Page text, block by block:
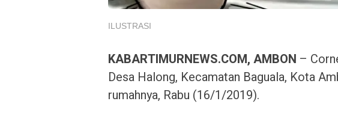
ILUSTRASI
KABARTIMURNEWS.COM, AMBON –
Desa Halong, Kecamatan Baguala, Kota
rumahnya, Rabu (16/1/2019).